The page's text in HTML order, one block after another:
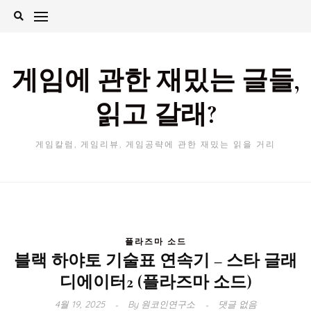
Skip
게임에 관한 재밌는 글들,
읽고 갈래?
게임칼럼, 게임리뷰, 게임공략에 관한 재밌는 읽을 거리
플라즈마 소드
블랙 하야토 기술표 연속기 – 스타 글래
디에이터2 (플라즈마 소드)
4월 19, 2025 By원코인연구소 댓글 없음